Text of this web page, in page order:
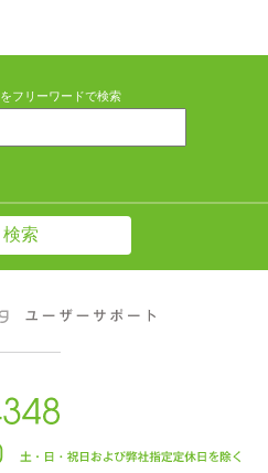
フリーワードで検索